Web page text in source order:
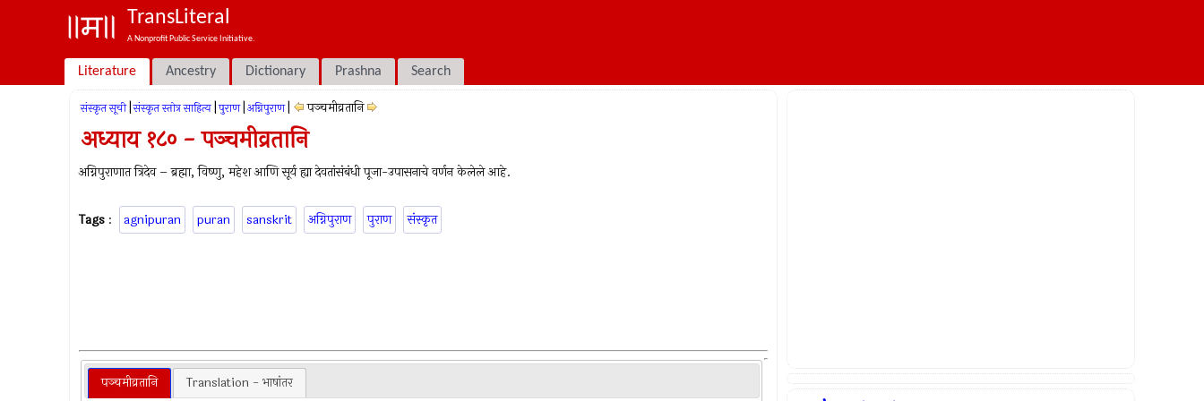
TransLiteral
A Nonprofit Public Service Initiative.
Literature Ancestry Dictionary Prashna Search
संस्कृत सूची संस्कृत स्तोत्र साहित्य पुराण अग्निपुराण पञ्चमीव्रतानि
अध्याय १८० - पञ्चमीव्रतानि
अग्निपुराणात त्रिदेव – ब्रह्मा, विष्‍णु, महेश आणि सूर्य ह्या देवतांसंबंधी पूजा-उपासनाचे वर्णन केलेले आहे.
Tags : agnipuran puran sanskrit अग्निपुराण पुराण संस्कृत
पञ्चमीव्रतानि Translation - भाषांतर